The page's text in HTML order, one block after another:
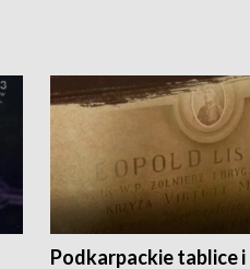
Podkarpackie tablice i